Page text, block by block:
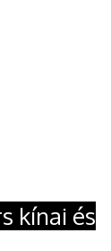
kínai és